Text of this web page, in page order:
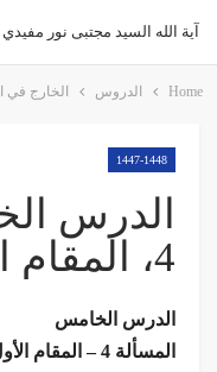
آية الله السيد مجتبى نور مفيدي
Home الدروس الخارج في
1447-1448
الدرس
4، المقام الأول
الدرس الخامس
المسألة 4 –